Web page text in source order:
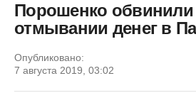
Порошенко обвинили
отмывании денег в
Опубликовано:
7 августа 2019, 03:02